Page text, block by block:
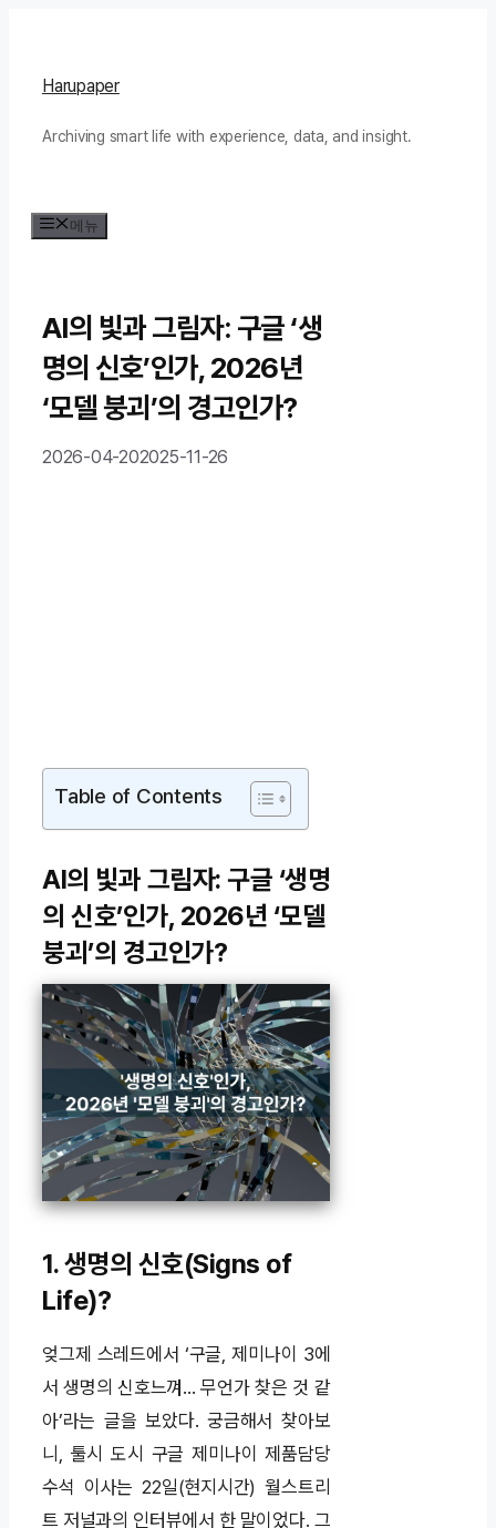
Harupaper
Archiving smart life with experience, data, and insight.
메뉴
AI의 빛과 그림자: 구글 ‘생
명의 신호’인가, 2026년
‘모델 붕괴’의 경고인가?
2026-04-202025-11-26
Table of Contents
AI의 빛과 그림자: 구글 ‘생명
의 신호’인가, 2026년 ‘모델
붕괴’의 경고인가?
1. 생명의 신호(Signs of
Life)?
엊그제 스레드에서 ‘구글, 제미나이 3에
서생명의 신호느껴… 무언가 찾은 것 같
아’라는 글을 보았다. 궁금해서 찾아보
니, 툴시 도시 구글 제미나이 제품담당
수석 이사는 22일(현지시간) 월스트리
트 저널과의 인터뷰에서 한 말이었다. 그